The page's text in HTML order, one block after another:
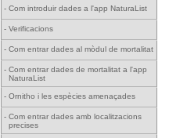
- Com introduir dades a l'app NaturaList
- Verificacions
- Com entrar dades al mòdul de mortalitat
- Com entrar dades de mortalitat a l'app
NaturaList
- Ornitho i les espècies amenaçades
- Com entrar dades amb localitzacions
precises